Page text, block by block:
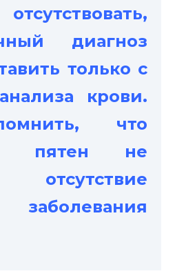
диагноз
только с
крови.
что
пятен не
отсутствие
заболевания